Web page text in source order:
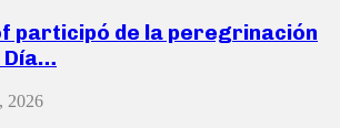
participó de la peregrinación
Día…
2026